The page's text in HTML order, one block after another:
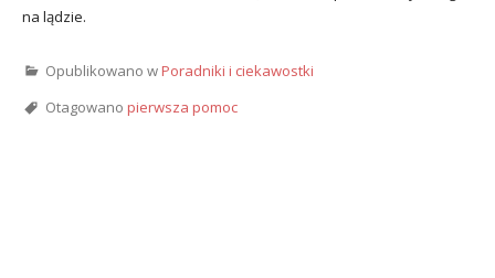
na lądzie.
Opublikowano wPoradniki i ciekawostki
Otagowano pierwsza pomoc